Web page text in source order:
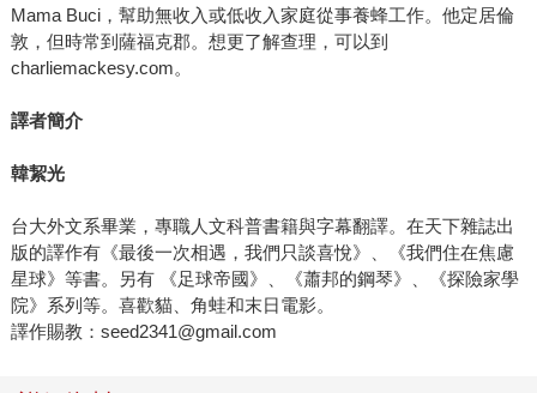
Mama Buci，幫助無收入或低收入家庭從事養蜂工作。他定居倫
敦，但時常到薩福克郡。想更了解查理，可以到
charliemackesy.com。
譯者簡介
韓絜光
台大外文系畢業，專職人文科普書籍與字幕翻譯。在天下雜誌出
版的譯作有《最後一次相遇，我們只談喜悅》、《我們住在焦慮
星球》等書。另有 《足球帝國》、《蕭邦的鋼琴》、《探險家學
院》系列等。喜歡貓、角蛙和末日電影。
譯作賜教：seed2341@gmail.com